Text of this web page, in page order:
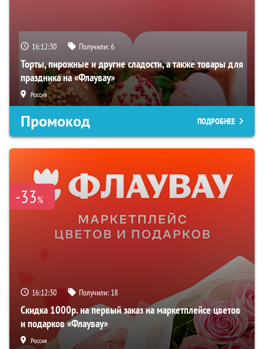
16:12:29 Получили:6
Торты, пирожные и другие сладости, а также товары для
праздника на «Флаувау»
Россия
Промокод ПОДРОБНЕЕ
-33%
16:12:29 Получили: 18
Скидка 1000р. на первый заказ на маркетплейсе цветов
и подарков «Флаувау»
Россия